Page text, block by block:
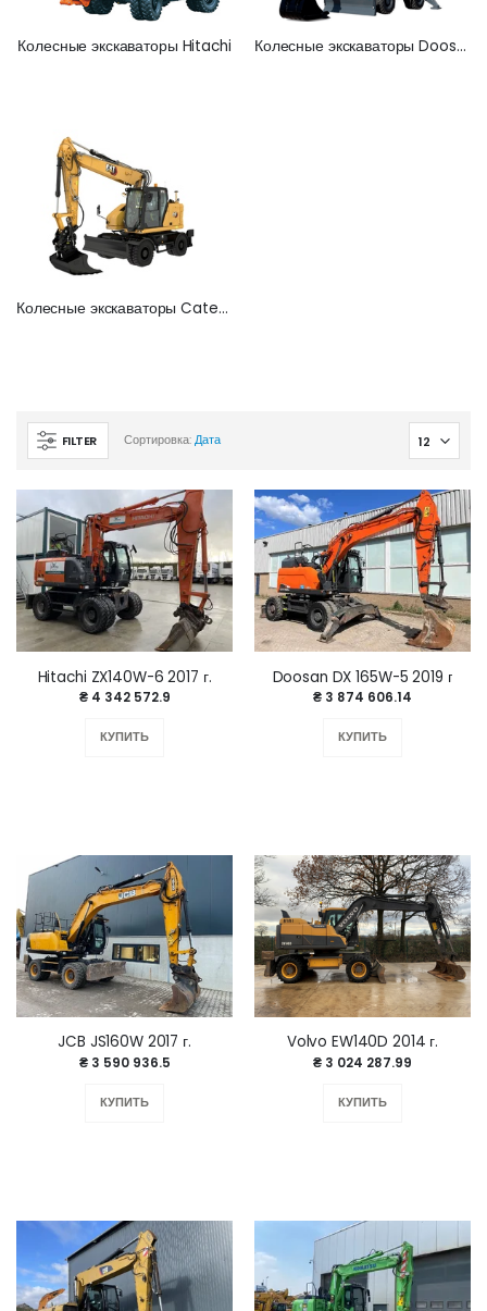
Колесные экскаваторы Hitachi Колесные экскаваторы Doosan
Колесные экскаваторы Caterpillar
FILTER Сортировка:Дата
Hitachi ZX140W-6 2017 г.
₴ 4 342 572.9
КУПИТЬ
Doosan DX 165W-5 2019 г
₴ 3 874 606.14
КУПИТЬ
JCB JS160W 2017 г.
₴ 3 590 936.5
КУПИТЬ
Volvo EW140D 2014 г.
₴ 3 024 287.99
КУПИТЬ